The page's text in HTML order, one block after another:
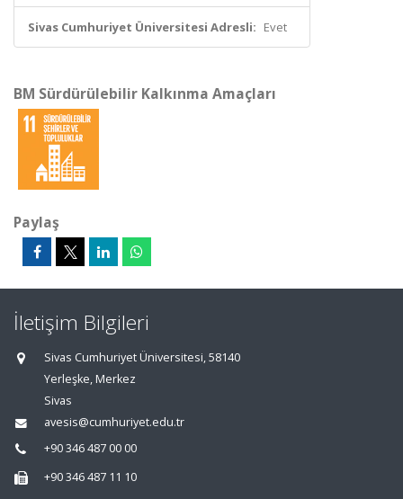
Sivas Cumhuriyet Üniversitesi Adresli: Evet
BM Sürdürülebilir Kalkınma Amaçları
Paylaş
İletişim Bilgileri
Sivas Cumhuriyet Üniversitesi, 58140
Yerleşke, Merkez
Sivas
avesis@cumhuriyet.edu.tr
+90 346 487 00 00
+90 346 487 11 10